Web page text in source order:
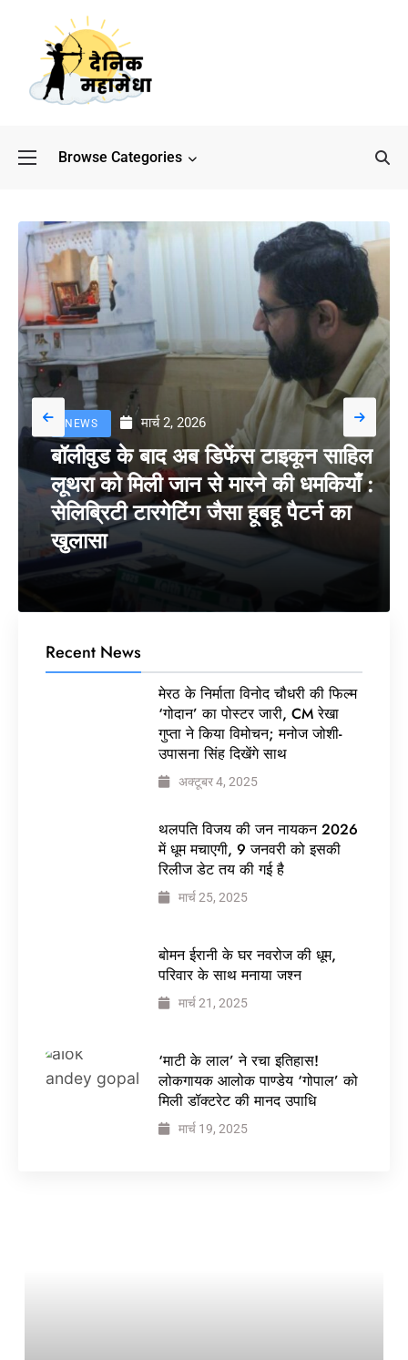
Browse Categories
NEWS मार्च 2, 2026
बॉलीवुड के बाद अब डिफेंस टाइकून साहिल
लूथरा को मिली जान से मारने की धमकियाँ :
सेलिब्रिटी टारगेटिंग जैसा हूबहू पैटर्न का
खुलासा
Recent News
मेरठ के निर्माता विनोद चौधरी की फिल्म
‘गोदान’ का पोस्टर जारी, CM रेखा
गुप्ता ने किया विमोचन; मनोज जोशी-
उपासना सिंह दिखेंगे साथ
अक्टूबर 4, 2025
थलपति विजय की जन नायकन 2026
में धूम मचाएगी, 9 जनवरी को इसकी
रिलीज डेट तय की गई है
मार्च 25, 2025
बोमन ईरानी के घर नवरोज की धूम,
परिवार के साथ मनाया जश्न
मार्च 21, 2025
‘माटी के लाल’ ने रचा इतिहास!
लोकगायक आलोक पाण्डेय ‘गोपाल’ को
मिली डॉक्टरेट की मानद उपाधि
मार्च 19, 2025